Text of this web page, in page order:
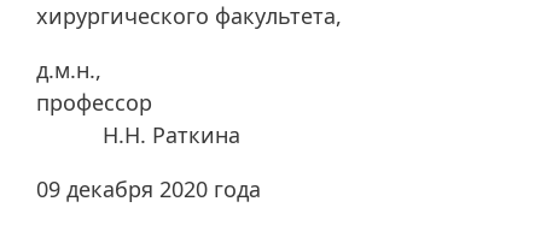
хирургического факультета,
д.м.н.,
профессор
Н.Н. Раткина
09 декабря 2020 года